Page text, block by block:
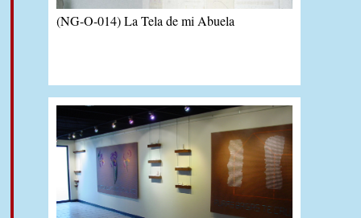
(NG-O-014) La Tela de mi Abuela